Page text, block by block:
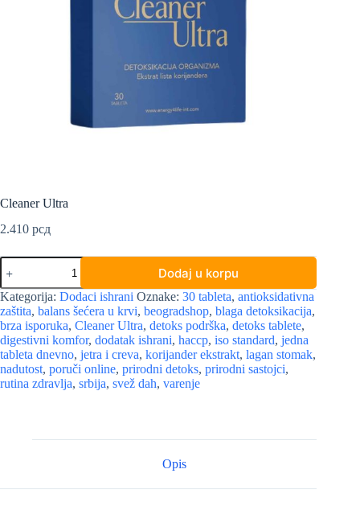
Cleaner Ultra
2.410 рсд
Cleaner
Ultra
količina
Dodaj u korpu
Kategorija: Dodaci ishrani Oznake: 30 tableta, antioksidativna
zaštita, balans šećera u krvi, beogradshop, blaga detoksikacija,
brza isporuka, Cleaner Ultra, detoks podrška, detoks tablete,
digestivni komfor, dodatak ishrani, haccp, iso standard, jedna
tableta dnevno, jetra i creva, korijander ekstrakt, lagan stomak,
nadutost, poruči online, prirodni detoks, prirodni sastojci,
rutina zdravlja, srbija, svež dah, varenje
Opis